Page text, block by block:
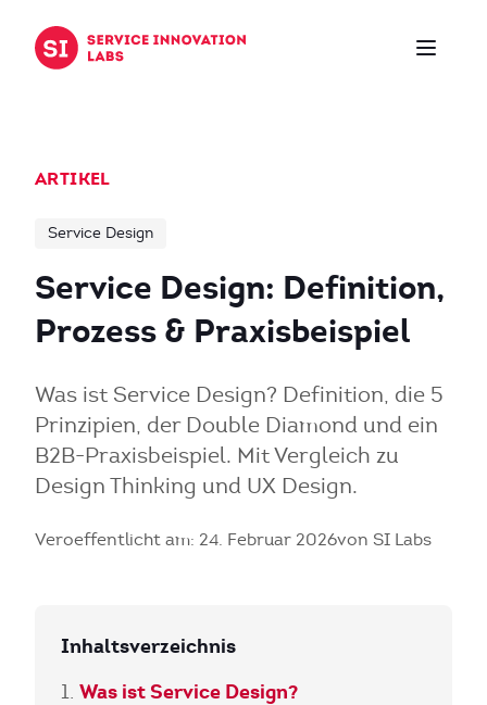
ARTIKEL
Service Design
Service Design: Definition,
Prozess & Praxisbeispiel
Was ist Service Design? Definition, die 5
Prinzipien, der Double Diamond und ein
B2B-Praxisbeispiel. Mit Vergleich zu
Design Thinking und UX Design.
Veroeffentlicht am: 24. Februar 2026von SI Labs
Inhaltsverzeichnis
Was ist Service Design?